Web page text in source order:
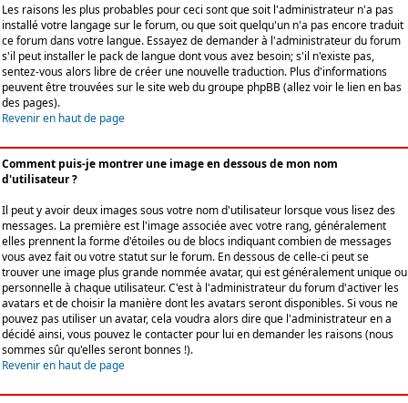
Les raisons les plus probables pour ceci sont que soit l'administrateur n'a pas
installé votre langage sur le forum, ou que soit quelqu'un n'a pas encore traduit
ce forum dans votre langue. Essayez de demander à l'administrateur du forum
s'il peut installer le pack de langue dont vous avez besoin; s'il n'existe pas,
sentez-vous alors libre de créer une nouvelle traduction. Plus d'informations
peuvent être trouvées sur le site web du groupe phpBB (allez voir le lien en bas
des pages).
Revenir en haut de page
Comment puis-je montrer une image en dessous de mon nom
d'utilisateur ?
Il peut y avoir deux images sous votre nom d'utilisateur lorsque vous lisez des
messages. La première est l'image associée avec votre rang, généralement
elles prennent la forme d'étoiles ou de blocs indiquant combien de messages
vous avez fait ou votre statut sur le forum. En dessous de celle-ci peut se
trouver une image plus grande nommée avatar, qui est généralement unique ou
personnelle à chaque utilisateur. C'est à l'administrateur du forum d'activer les
avatars et de choisir la manière dont les avatars seront disponibles. Si vous ne
pouvez pas utiliser un avatar, cela voudra alors dire que l'administrateur en a
décidé ainsi, vous pouvez le contacter pour lui en demander les raisons (nous
sommes sûr qu'elles seront bonnes !).
Revenir en haut de page